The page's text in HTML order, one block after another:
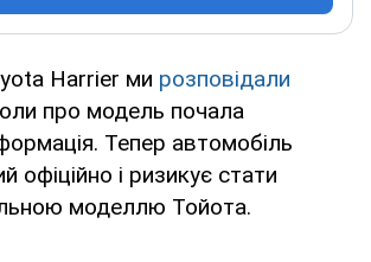
Harrier ми розповідали
про модель почала
Тепер автомобіль
офіційно і ризикує стати
моделлю Тойота.